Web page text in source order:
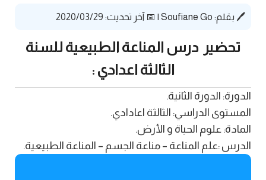
🖊️ بقلم: Soufiane Go
| 📅 آخر تحديث: 2020/03/29
تحضير درس المناعة الطبيعية للسنة
الثالثة اعدادي :
الدورة: الدورة الثانية.
المستوى الدراسي: الثالثة اعادادي.
المادة: علوم الحياة و الأرض.
الدرس :علم المناعة – مناعة الجسم – المناعة الطبيعية.